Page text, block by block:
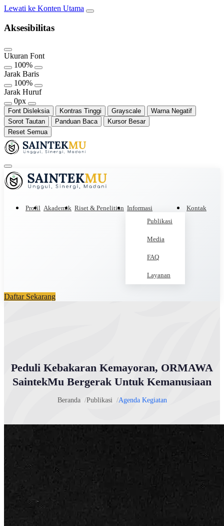
Lewati ke Konten Utama
Aksesibilitas
Ukuran Font
100%
Jarak Baris
100%
Jarak Huruf
0px
Font Disleksia Kontras Tinggi Grayscale
Warna Negatif
Sorot Tautan
Panduan Baca
Kursor Besar
Reset Semua
Profil Akademik Riset & Penelitian Informasi
Publikasi
Media
FAQ
Layanan
Kontak
Daftar Sekarang
Peduli Kebakaran Kemayoran, ORMAWA
SaintekMu Bergerak Untuk Kemanusiaan
Beranda Publikasi Agenda Kegiatan